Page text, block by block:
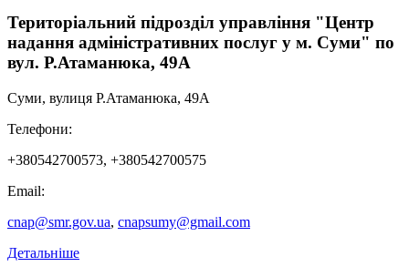
Територіальний підрозділ управління "Центр
надання адміністративних послуг у м. Суми" по
вул. Р.Атаманюка, 49А
Суми, вулиця Р.Атаманюка, 49А
Телефони:
+380542700573, +380542700575
Email:
cnap@smr.gov.ua, cnapsumy@gmail.com
Детальніше